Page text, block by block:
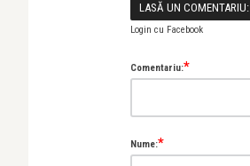
LASĂ UN COMENTARIU:
Login cu Facebook
Comentariu:*
Nume:*